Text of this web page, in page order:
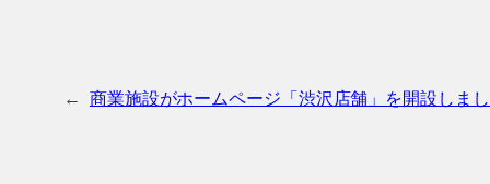
← 商業施設がホームページ「渋沢店舗」を開設しまし